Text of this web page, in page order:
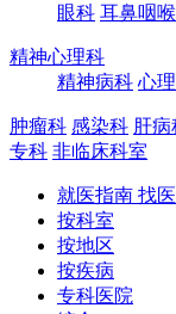
眼科 耳鼻咽
精神心理科
精神病科 心
肿瘤科 感染科 肝病
专科 非临床科室
就医指南 找
按科室
按地区
按疾病
专科医院